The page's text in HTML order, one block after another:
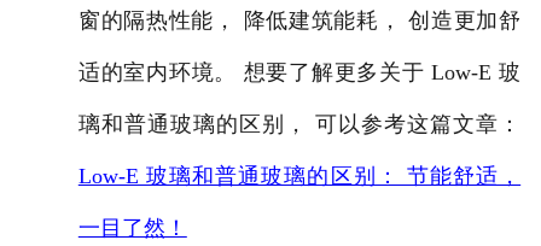
窗的隔热性能， 降低建筑能耗， 创造更加舒
适的室内环境。 想要了解更多关于 Low-E 玻
璃和普通玻璃的区别， 可以参考这篇文章：
Low-E 玻璃和普通玻璃的区别： 节能舒适，
一目了然！